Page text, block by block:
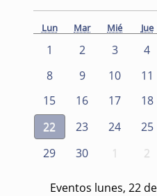
Lun Mar Mié Jue
1 2 3 4
8
9 10 11
15
16 17 18
22
23 24 25
29
30 1 2
Eventos lunes, 22